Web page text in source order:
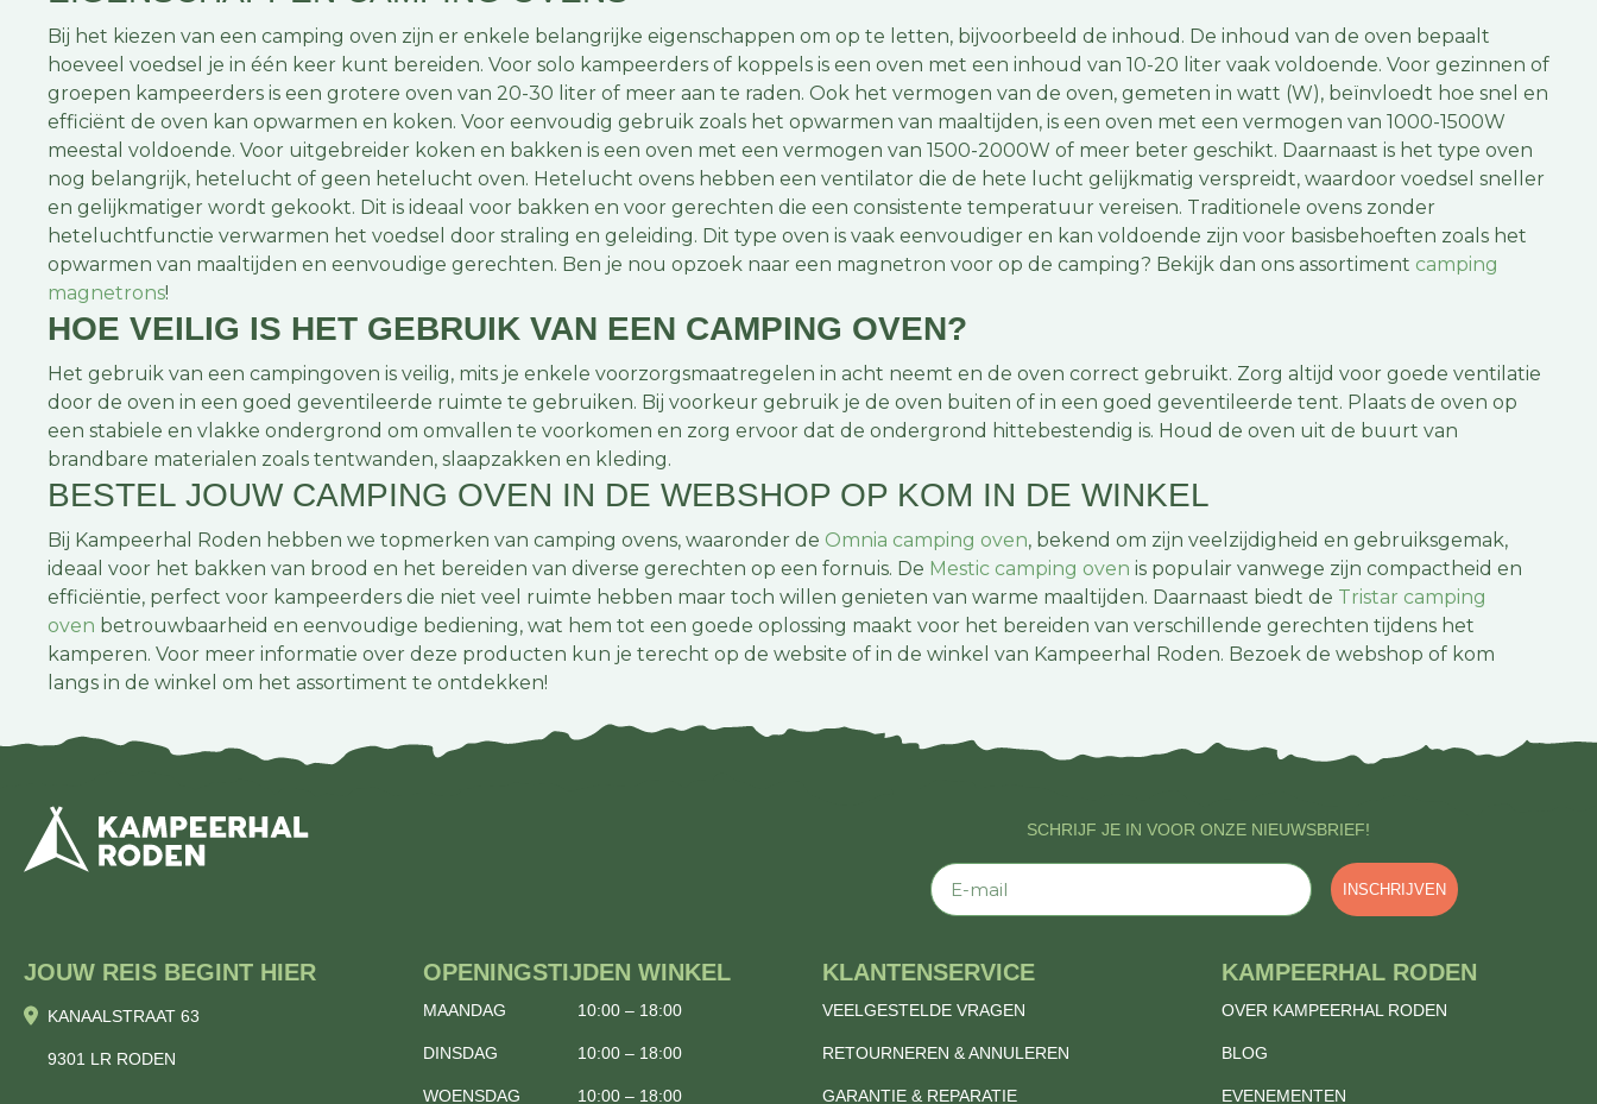
Bij het kiezen van een camping oven zijn er enkele belangrijke eigenschappen om op te letten, bijvoorbeeld de inhoud. De inhoud van de oven bepaalt
hoeveel voedsel je in één keer kunt bereiden. Voor solo kampeerders of koppels is een oven met een inhoud van 10-20 liter vaak voldoende. Voor gezinnen of
groepen kampeerders is een grotere oven van 20-30 liter of meer aan te raden. Ook het vermogen van de oven, gemeten in watt (W), beïnvloedt hoe snel en
efficiënt de oven kan opwarmen en koken. Voor eenvoudig gebruik zoals het opwarmen van maaltijden, is een oven met een vermogen van 1000-1500W
meestal voldoende. Voor uitgebreider koken en bakken is een oven met een vermogen van 1500-2000W of meer beter geschikt. Daarnaast is het type oven
nog belangrijk, hetelucht of geen hetelucht oven. Hetelucht ovens hebben een ventilator die de hete lucht gelijkmatig verspreidt, waardoor voedsel sneller
en gelijkmatiger wordt gekookt. Dit is ideaal voor bakken en voor gerechten die een consistente temperatuur vereisen. Traditionele ovens zonder
heteluchtfunctie verwarmen het voedsel door straling en geleiding. Dit type oven is vaak eenvoudiger en kan voldoende zijn voor basisbehoeften zoals het
opwarmen van maaltijden en eenvoudige gerechten. Ben je nou opzoek naar een magnetron voor op de camping? Bekijk dan ons assortiment camping
magnetrons!
HOE VEILIG IS HET GEBRUIK VAN EEN CAMPING OVEN?
Het gebruik van een campingoven is veilig, mits je enkele voorzorgsmaatregelen in acht neemt en de oven correct gebruikt. Zorg altijd voor goede ventilatie
door de oven in een goed geventileerde ruimte te gebruiken. Bij voorkeur gebruik je de oven buiten of in een goed geventileerde tent. Plaats de oven op
een stabiele en vlakke ondergrond om omvallen te voorkomen en zorg ervoor dat de ondergrond hittebestendig is. Houd de oven uit de buurt van
brandbare materialen zoals tentwanden, slaapzakken en kleding.
BESTEL JOUW CAMPING OVEN IN DE WEBSHOP OP KOM IN DE WINKEL
Bij Kampeerhal Roden hebben we topmerken van camping ovens, waaronder de Omnia camping oven, bekend om zijn veelzijdigheid en gebruiksgemak,
ideaal voor het bakken van brood en het bereiden van diverse gerechten op een fornuis. De Mestic camping oven is populair vanwege zijn compactheid en
efficiëntie, perfect voor kampeerders die niet veel ruimte hebben maar toch willen genieten van warme maaltijden. Daarnaast biedt de Tristar camping
oven betrouwbaarheid en eenvoudige bediening, wat hem tot een goede oplossing maakt voor het bereiden van verschillende gerechten tijdens het
kamperen. Voor meer informatie over deze producten kun je terecht op de website of in de winkel van Kampeerhal Roden. Bezoek de webshop of kom
langs in de winkel om het assortiment te ontdekken!
SCHRIJF JE IN VOOR ONZE NIEUWSBRIEF!
E-mail
INSCHRIJVEN
JOUW REIS BEGINT HIER
KANAALSTRAAT 63
9301 LR RODEN
OPENINGSTIJDEN WINKEL
MAANDAG 10:00 – 18:00
DINSDAG 10:00 – 18:00
WOENSDAG 10:00 – 18:00
KLANTENSERVICE
VEELGESTELDE VRAGEN
RETOURNEREN & ANNULEREN
GARANTIE & REPARATIE
KAMPEERHAL RODEN
OVER KAMPEERHAL RODEN
BLOG
EVENEMENTEN